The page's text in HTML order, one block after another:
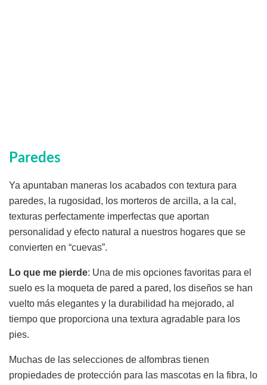
Paredes
Ya apuntaban maneras los acabados con textura para
paredes, la rugosidad, los morteros de arcilla, a la cal,
texturas perfectamente imperfectas que aportan
personalidad y efecto natural a nuestros hogares que se
convierten en “cuevas”.
Lo que me pierde: Una de mis opciones favoritas para el
suelo es la moqueta de pared a pared, los diseños se han
vuelto más elegantes y la durabilidad ha mejorado, al
tiempo que proporciona una textura agradable para los
pies.
Muchas de las selecciones de alfombras tienen
propiedades de protección para las mascotas en la fibra, lo